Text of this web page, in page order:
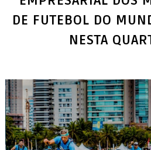
DE FUTEBOL DO
NESTA